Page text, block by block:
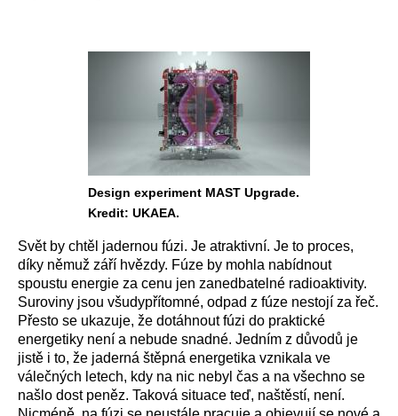
Design experiment MAST Upgrade.
Kredit: UKAEA.
Svět by chtěl jadernou fúzi. Je atraktivní. Je to proces,
díky němuž září hvězdy. Fúze by mohla nabídnout
spoustu energie za cenu jen zanedbatelné radioaktivity.
Suroviny jsou všudypřítomné, odpad z fúze nestojí za řeč.
Přesto se ukazuje, že dotáhnout fúzi do praktické
energetiky není a nebude snadné. Jedním z důvodů je
jistě i to, že jaderná štěpná energetika vznikala ve
válečných letech, kdy na nic nebyl čas a na všechno se
našlo dost peněz. Taková situace teď, naštěstí, není.